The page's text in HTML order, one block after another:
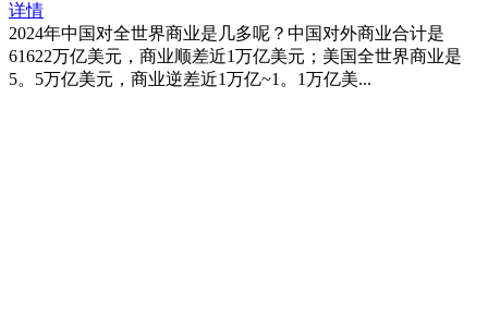
详情
2024年中国对全世界商业是几多呢？中国对外商业合计是
61622万亿美元，商业顺差近1万亿美元；美国全世界商业是
5。5万亿美元，商业逆差近1万亿~1。1万亿美...